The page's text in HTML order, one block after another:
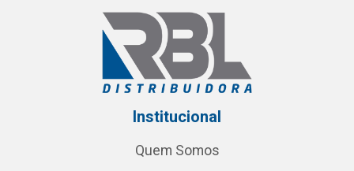
Institucional
Quem Somos